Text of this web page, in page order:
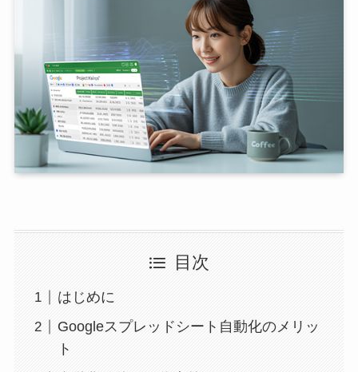
目次
はじめに
Googleスプレッドシート自動化のメリッ
ト